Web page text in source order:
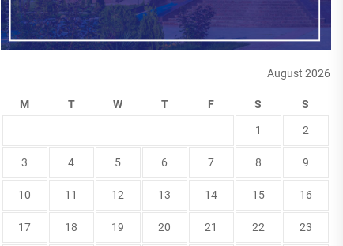
August 2026
M T W T F S S
1 2
3 4 5 6 7 8 9
10 11 12 13 14 15 16
17 18 19 20 21 22 23